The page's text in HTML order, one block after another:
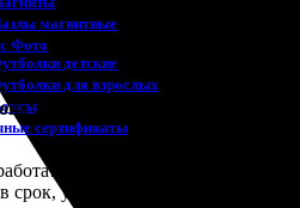
магнитные
Фото
детские
для взрослых
сертификаты
:
Заказала печать фото, всё
срок, упаковано надёжно.